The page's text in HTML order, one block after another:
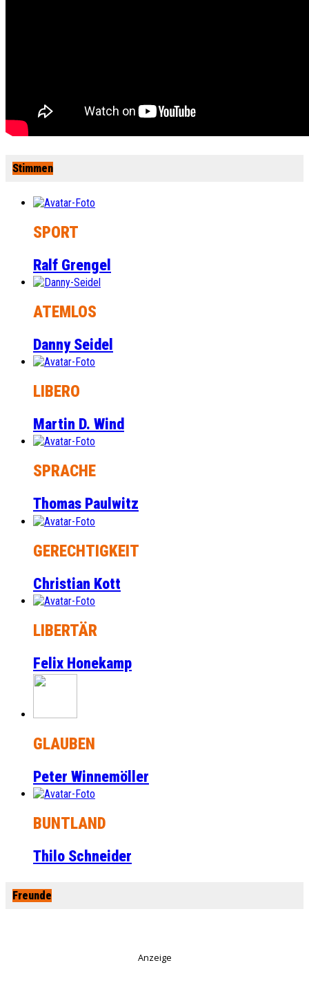
Stimmen
SPORT
Ralf Grengel
ATEMLOS
Danny Seidel
LIBERO
Martin D. Wind
SPRACHE
Thomas Paulwitz
GERECHTIGKEIT
Christian Kott
LIBERTÄR
Felix Honekamp
GLAUBEN
Peter Winnemöller
BUNTLAND
Thilo Schneider
Freunde
Anzeige